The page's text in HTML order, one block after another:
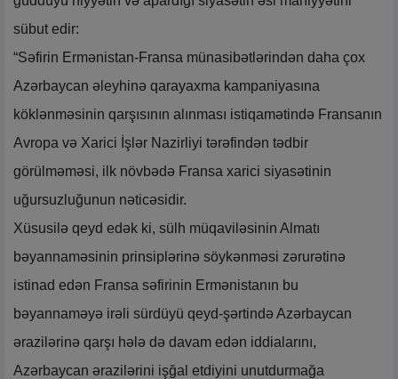
sübut edir:
“Səfirin Ermənistan-Fransa münasibətlərindən daha çox
Azərbaycan əleyhinə qarayaxma kampaniyasına
köklənməsinin qarşısının alınması istiqamətində Fransanın
Avropa və Xarici İşlər Nazirliyi tərəfindən tədbir
görülməməsi, ilk növbədə Fransa xarici siyasətinin
uğursuzluğunun nəticəsidir.
Xüsusilə qeyd edək ki, sülh müqaviləsinin Almatı
bəyannaməsinin prinsiplərinə söykənməsi zərurətinə
istinad edən Fransa səfirinin Ermənistanın bu
bəyannaməyə irəli sürdüyü qeyd-şərtində Azərbaycan
ərazilərinə qarşı hələ də davam edən iddialarını,
Azərbaycan ərazilərini işğal etdiyini unutdurmağa